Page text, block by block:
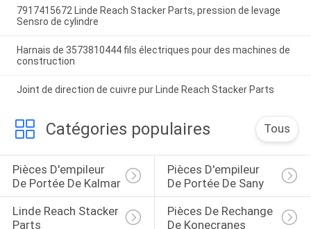
7917415672 Linde Reach Stacker Parts, pression de levage
Sensro de cylindre
Harnais de 3573810444 fils électriques pour des machines de
construction
Joint de direction de cuivre pur Linde Reach Stacker Parts
Catégories populaires Tous
Pièces D'empileur
De Portée De Kalmar
Pièces D'empileur
De Portée De Sany
Linde Reach Stacker
Parts
Pièces De Rechange
De Konecranes